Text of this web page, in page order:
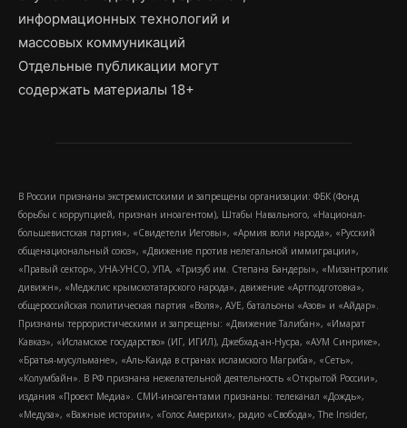
информационных технологий и
массовых коммуникаций
Отдельные публикации могут
содержать материалы 18+
В России признаны экстремистскими и запрещены организации: ФБК (Фонд
борьбы с коррупцией, признан иноагентом), Штабы Навального, «Национал-
большевистская партия», «Свидетели Иеговы», «Армия воли народа», «Русский
общенациональный союз», «Движение против нелегальной иммиграции»,
«Правый сектор», УНА-УНСО, УПА, «Тризуб им. Степана Бандеры», «Мизантропик
дивижн», «Меджлис крымскотатарского народа», движение «Артподготовка»,
общероссийская политическая партия «Воля», АУЕ, батальоны «Азов» и «Айдар».
Признаны террористическими и запрещены: «Движение Талибан», «Имарат
Кавказ», «Исламское государство» (ИГ, ИГИЛ), Джебхад-ан-Нусра, «АУМ Синрике»,
«Братья-мусульмане», «Аль-Каида в странах исламского Магриба», «Сеть»,
«Колумбайн». В РФ признана нежелательной деятельность «Открытой России»,
издания «Проект Медиа». СМИ-иноагентами признаны: телеканал «Дождь»,
«Медуза», «Важные истории», «Голос Америки», радио «Свобода», The Insider,